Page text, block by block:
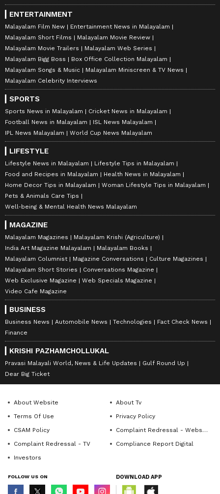
ENTERTAINMENT
Malayalam Film New
Entertainment News in Malayalam
Malayalam Short Films
Malayalam Movie Review
Malayalam Movie Trailers
Malayalam Web Series
Malayalam Bigg Boss
Box Office Collection Malayalam
Malayalam Songs & Music
Malayalam Miniscreen & TV News
Malayalam Celebrity Interviews
SPORTS
Sports News in Malayalam
Cricket News in Malayalam
Football News in Malayalam
ISL News Malayalam
IPL News Malayalam
World Cup News Malayalam
LIFESTYLE
Lifestyle News in Malayalam
Lifestyle Tips in Malayalam
Food and Recipes in Malayalam
Health News in Malayalam
Home Decor Tips in Malayalam
Woman Lifestyle Tips in Malayalam
Pets & Animals Care Tips
Well-being & Mental Health News Malayalam
MAGAZINE
Malayalam Magazines
Malayalam Krishi (Agriculture)
India Art Magazine Malayalam
Malayalam Books
Malayalam Columnist
Magazine Conversations
Culture Magazines
Malayalam Short Stories
Conversations Magazine
Web Exclusive Magazine
Web Specials Magazine
Video Cafe Magazine
BUSINESS
Business News Automobile News Technologies
Fact Check News
Finance
KRISHI PAZHAMCHOLLUKAL
Pravasi Malayali World, News & Life Updates
Gulf Round Up
Dear Big Ticket
About Website
About Tv
Terms Of Use
Privacy Policy
CSAM Policy
Complaint Redressal - Website
Complaint Redressal - TV
Compliance Report Digital
Investors
FOLLOW US ON DOWNLOAD APP